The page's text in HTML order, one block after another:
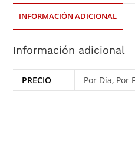
INFORMACIÓN ADICIONAL
Información adicional
PRECIO Por Día, Por